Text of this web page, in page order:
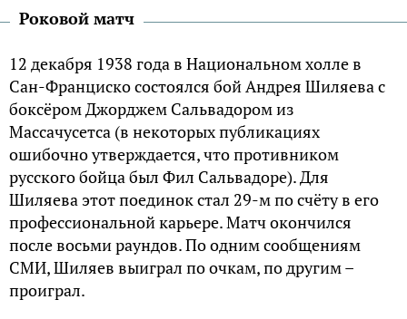
Роковой матч
12 декабря 1938 года в Национальном холле в
Сан-Франциско состоялся бой Андрея Шиляева с
боксёром Джорджем Сальвадором из
Массачусетса (в некоторых публикациях
ошибочно утверждается, что противником
русского бойца был Фил Сальвадоре). Для
Шиляева этот поединок стал 29-м по счёту в его
профессиональной карьере. Матч окончился
после восьми раундов. По одним сообщениям
СМИ, Шиляев выиграл по очкам, по другим –
проиграл.